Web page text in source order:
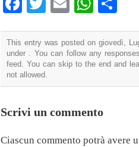
This entry was posted on giovedì,
under . You can follow any
feed. You can skip to the end and
not allowed.
Scrivi un commento
Ciascun commento potrà avere